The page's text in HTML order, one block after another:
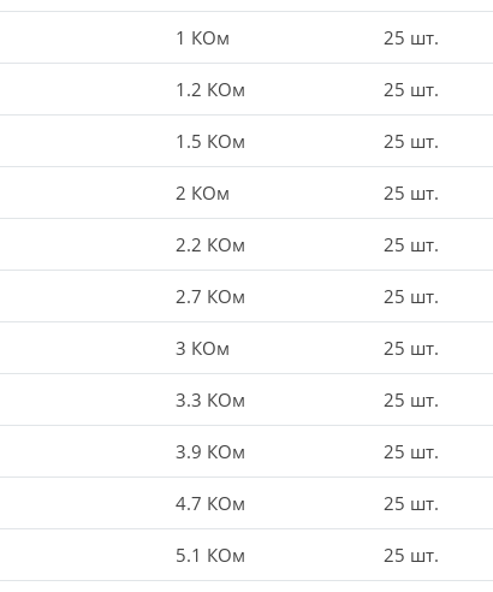
1 КОм 25 шт.
1.2 КОм 25 шт.
1.5 КОм 25 шт.
2 КОм 25 шт.
2.2 КОм 25 шт.
2.7 КОм 25 шт.
3 КОм 25 шт.
3.3 КОм 25 шт.
3.9 КОм 25 шт.
4.7 КОм 25 шт.
5.1 КОм 25 шт.